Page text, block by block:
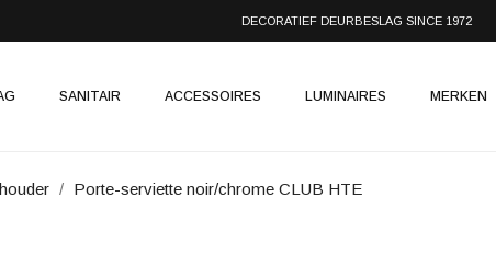
DECORATIEF DEURBESLAG SINCE 1972
SANITAIR ACCESSOIRES LUMINAIRES MERKEN
Porte-serviette noir/chrome CLUB HTE